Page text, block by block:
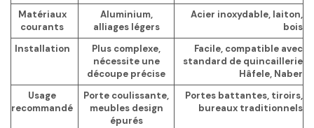
Matériaux
courants
Aluminium,
alliages légers
Acier inoxydable, laiton,
bois
Installation
Plus complexe,
nécessite une
découpe précise
Facile, compatible avec
standard de quincaillerie
Hâfele, Naber
Usage
recommandé
Porte coulissante,
meubles design
épurés
Portes battantes, tiroirs,
bureaux traditionnels